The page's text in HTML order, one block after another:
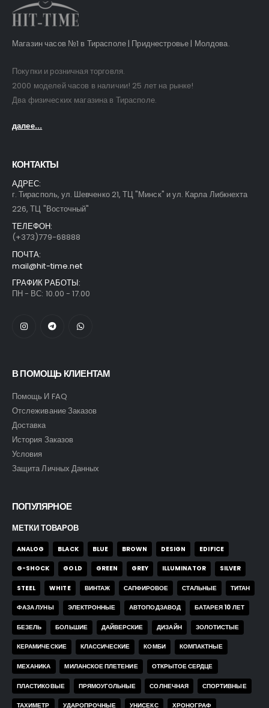
Магазин часов №1 в Тирасполе | Приднестровье | Молдова.
Покупки и розничная торговля.
2000 моделей часов в наличии! 25 лет на рынке!
Два физических магазина в Тирасполе.
далее...
КОНТАКТЫ
АДРЕС:
г. Тирасполь, ул. Шевченко 21, ТЦ "Минск" и ул. Карла Либкнехта
226, ТЦ "Восточный"
ТЕЛЕФОН:
(+373)779-68888
ПОЧТА:
mail@hit-time.net
ГРАФИК РАБОТЫ:
ПН - ВС: 10.00 - 17.00
В ПОМОЩЬ КЛИЕНТАМ
Помощь И FAQ
Отслеживание Заказов
Доставка
История Заказов
Условия
Защита Личных Данных
ПОПУЛЯРНОЕ
МЕТКИ ТОВАРОВ
ANALOG BLACK BLUE BROWN DESIGN EDIFICE
G-SHOCK GOLD GREEN GREY ILLUMINATOR SILVER
STEEL WHITE ВИНТАЖ САПФИРОВОЕ СТАЛЬНЫЕ ТИТАН
ФАЗА ЛУНЫ ЭЛЕКТРОННЫЕ АВТОПОДЗАВОД БАТАРЕЯ 10 ЛЕТ
БЕЗЕЛЬ БОЛЬШИЕ ДАЙВЕРСКИЕ ДИЗАЙН ЗОЛОТИСТЫЕ
КЕРАМИЧЕСКИЕ КЛАССИЧЕСКИЕ КОМБИ КОМПАКТНЫЕ
МЕХАНИКА МИЛАНСКОЕ ПЛЕТЕНИЕ ОТКРЫТОЕ СЕРДЦЕ
ПЛАСТИКОВЫЕ ПРЯМОУГОЛЬНЫЕ СОЛНЕЧНАЯ СПОРТИВНЫЕ
ТАХИМЕТР УДАРОПРОЧНЫЕ УНИСЕКС ХРОНОГРАФ